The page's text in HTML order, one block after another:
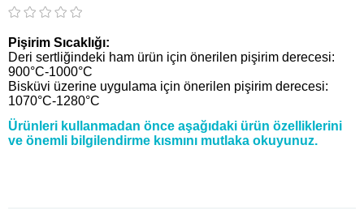
Pişirim Sıcaklığı:
Deri sertliğindeki ham ürün için önerilen pişirim derecesi:
900°C-1000°C
Bisküvi üzerine uygulama için önerilen pişirim derecesi:
1070°C-1280°C
Ürünleri kullanmadan önce aşağıdaki ürün özelliklerini
ve önemli bilgilendirme kısmını mutlaka okuyunuz.